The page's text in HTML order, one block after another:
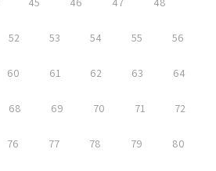
52 53 54 55 56
60 61 62 63 64
68 69 70 71 72
76 77 78 79 80